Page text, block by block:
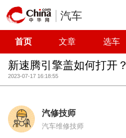
汽车
首页 文章 选车
新速腾引擎盖如何打开？
2023-07-17 16:18:55
汽修技师
汽车维修技师